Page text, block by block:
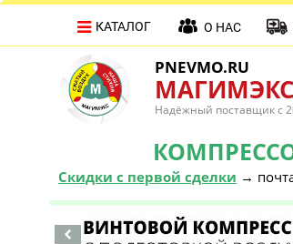
PNEVMO.RU
МАГИМЭКС
Надёжный поставщик с
Скидки с первой сделки →
КАТАЛОГ О НАС